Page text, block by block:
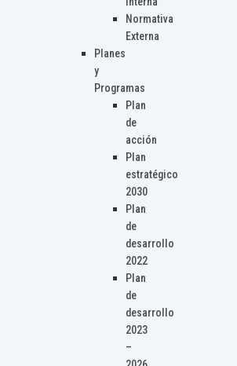
Normativa
Externa
Planes
y
Programas
Plan
de
acción
Plan
estratégico
2030
Plan
de
desarrollo
2022
Plan
de
desarrollo
2023
–